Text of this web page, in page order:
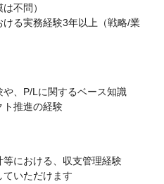
不問）
ける実務経験3年以上（戦略/業
や、P/Lに関するベース知識
ト推進の経験
等における、収支管理経験
いただけます